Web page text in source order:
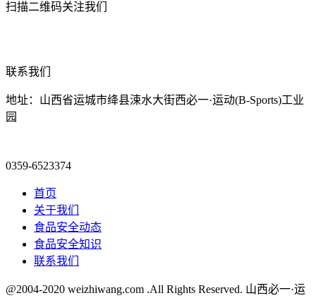
扫描二维码关注我们
联系我们
地址：山西省运城市绛县涑水大街西必一·运动(B-Sports)工业
园
0359-6523374
首页
关于我们
食品安全动态
食品安全知识
联系我们
@2004-2020 weizhiwang.com .All Rights Reserved. 山西必一·运